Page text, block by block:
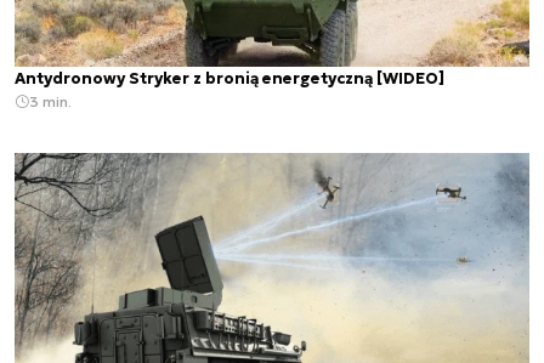
Antydronowy Stryker z bronią energetyczną [WIDEO]
3 min.